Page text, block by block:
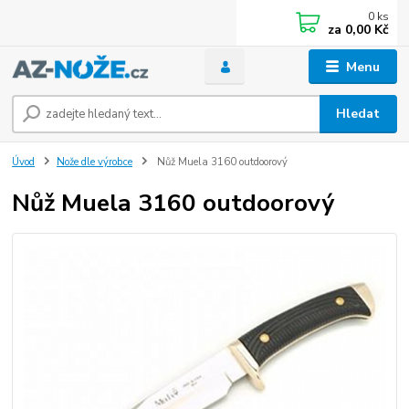
Menu
Hledat
0 ks
za 0,00 Kč
Úvod Nože dle výrobce Nůž Muela 3160 outdoorový
Nůž Muela 3160 outdoorový